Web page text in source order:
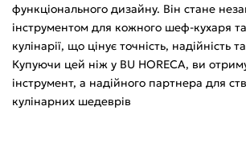
функціонального дизайну. Він стане
інструментом для кожного шеф-кухаря
кулінарії, що цінує точність, надійність
Купуючи цей ніж у BU HORECA, ви
інструмент, а надійного партнера для
кулінарних шедеврів